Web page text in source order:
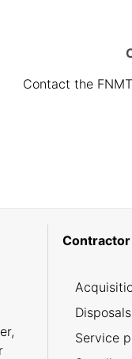
Contact the
Disposals
Service